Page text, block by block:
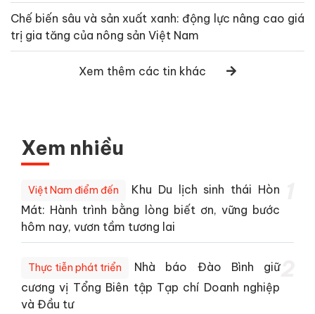
Chế biến sâu và sản xuất xanh: động lực nâng cao giá
trị gia tăng của nông sản Việt Nam
Xem thêm các tin khác
Xem nhiều
Việt Nam điểm đến
Khu Du lịch sinh thái Hòn
Mát: Hành trình bằng lòng biết ơn, vững bước
hôm nay, vươn tầm tương lai
Thực tiễn phát triển
Nhà báo Đào Bình giữ
cương vị Tổng Biên tập Tạp chí Doanh nghiệp
và Đầu tư